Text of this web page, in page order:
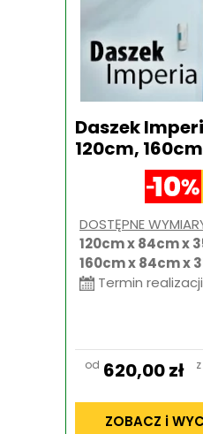
Daszek
120cm, 160cm
DOSTĘPNE
120cm x 84cm x
160cm x 84cm x
Termin
od 620,00zł
ZOBACZ i